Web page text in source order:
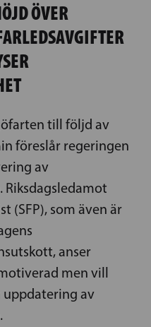
ÖVER
till följd av
föreslår regeringen
av
(SFP), som även är
anser
men vill
uppdatering av